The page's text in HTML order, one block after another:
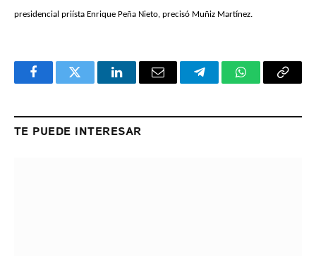
presidencial priísta Enrique Peña Nieto, precisó Muñiz Martínez.
FacebookTwitter LinkedInEmail TelegramWhatsApp
Copy
TE PUEDE INTERESAR